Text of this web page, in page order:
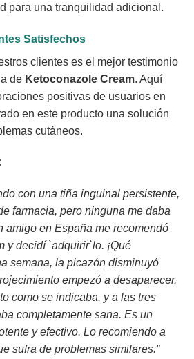
para una tranquilidad adicional.
Satisfechos
clientes es el mejor testimonio
de Ketoconazole Cream. Aquí
positivas de usuarios en
en este producto una solución
cutáneos.
con una tiña inguinal persistente,
farmacia, pero ninguna me daba
amigo en España me recomendó
y decidí `adquirir`lo. ¡Qué
semana, la picazón disminuyó
empezó a desaparecer.
como se indicaba, y a las tres
completamente sana. Es un
y efectivo. Lo recomiendo a
sufra de problemas similares.”